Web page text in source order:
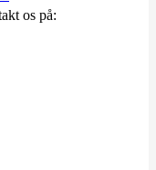
os på: